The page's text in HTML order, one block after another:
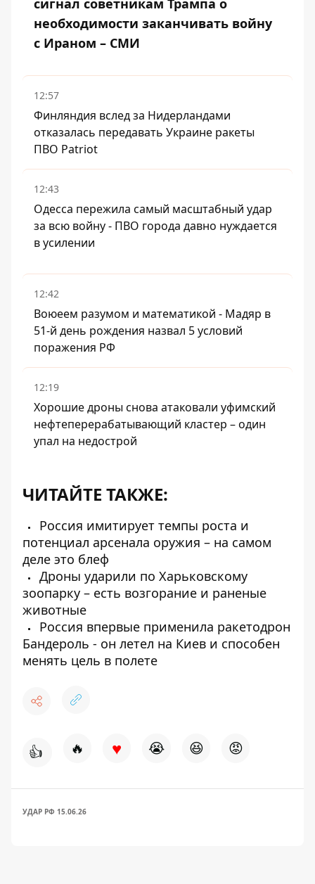
сигнал советникам Трампа о
необходимости заканчивать войну
с Ираном – СМИ
12:57
Финляндия вслед за Нидерландами
отказалась передавать Украине ракеты
ПВО Patriot
12:43
Одесса пережила самый масштабный удар
за всю войну - ПВО города давно нуждается
в усилении
12:42
Воюеем разумом и математикой - Мадяр в
51-й день рождения назвал 5 условий
поражения РФ
12:19
Хорошие дроны снова атаковали уфимский
нефтеперерабатывающий кластер – один
упал на недострой
ЧИТАЙТЕ ТАКЖЕ:
Россия имитирует темпы роста и
потенциал арсенала оружия – на самом
деле это блеф
Дроны ударили по Харьковскому
зоопарку – есть возгорание и раненые
животные
Россия впервые применила ракетодрон
Бандероль - он летел на Киев и способен
менять цель в полете
👍 🔥 ♥ 😭 😆 😡
УДАР РФ 15.06.26